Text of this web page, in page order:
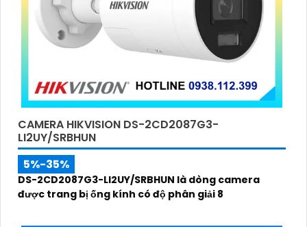
CAMERA HIKVISION DS-2CD2087G3-
LI2UY/SRBHUN
5%-35%
DS-2CD2087G3-LI2UY/SRBHUN là dòng camera
được trang bị ống kính có độ phân giải 8